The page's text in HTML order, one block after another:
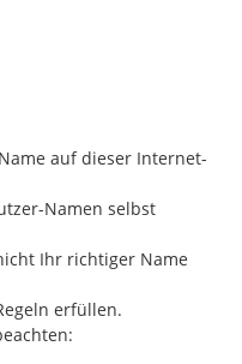
auf dieser Internet-
Namen selbst
Ihr richtiger Name
erfüllen.